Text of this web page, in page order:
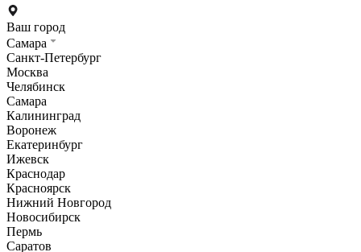
Ваш город
Самара
Санкт-Петербург
Москва
Челябинск
Самара
Калининград
Воронеж
Екатеринбург
Ижевск
Краснодар
Красноярск
Нижний Новгород
Новосибирск
Пермь
Саратов